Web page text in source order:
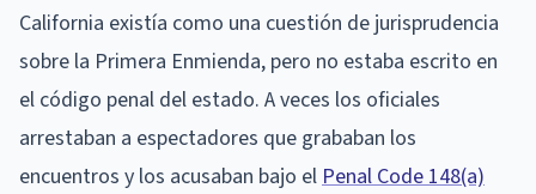
California existía como una cuestión de jurisprudencia
sobre la Primera Enmienda, pero no estaba escrito en
el código penal del estado. A veces los oficiales
arrestaban a espectadores que grababan los
encuentros y los acusaban bajo elPenal Code 148(a)